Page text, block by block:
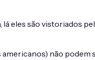
eles são vistoriados
não podem